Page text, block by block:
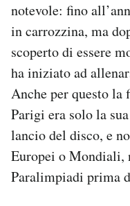
notevole: fino
in carrozzina, ma
scoperto di essere
ha iniziato ad
Anche per questo
Parigi era solo la
lancio del disco, e
Europei o Mondiali,
Paralimpiadi prima